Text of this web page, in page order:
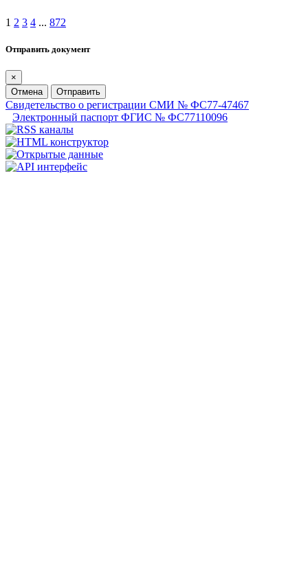
1 2 3 4 ... 872
Отправить документ
×
Отмена
Отправить
Свидетельство о регистрации СМИ № ФС77-47467
Электронный паспорт ФГИС № ФС77110096